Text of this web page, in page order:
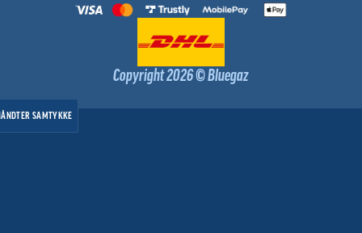
Copyright 2026 © Bluegaz
SAMTYKKE